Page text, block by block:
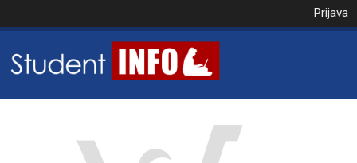
Prijava
VAŠA KOŠARICA JE